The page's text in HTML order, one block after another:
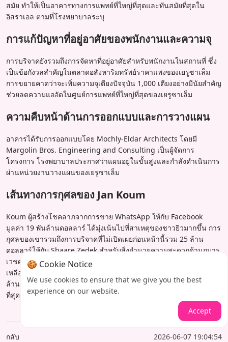
สมัย ทำให้เป็นอาคารทางการแพทย์ที่ใหญ่ที่สุดและทันสมัยที่สุดใน
อิสราเอล ตามที่โรงพยาบาลระบุ
การแก้ปัญหาที่อยู่อาศัยของพนักงานและความจุ
การบริจาคยังรวมถึงการจัดหาที่อยู่อาศัยสำหรับพนักงานในสถานที่ ซึ่ง
เป็นข้อกังวลสำคัญในตลาดอสังหาริมทรัพย์ราคาแพงของเยรูซาเล็ม
การขยายคาดว่าจะเพิ่มความจุเตียงปัจจุบัน 1,000 เตียงอย่างมีนัยสำคัญ
ช่วยลดความแออัดในศูนย์การแพทย์ที่ใหญ่ที่สุดของเยรูซาเล็ม
ความคืบหน้าด้านการออกแบบและการวางแผน
อาคารได้รับการออกแบบโดย Mochly-Eldar Architects โดยมี
Margolin Bros. Engineering and Consulting เป็นผู้จัดการ
โครงการ โรงพยาบาลประกาศว่าแผนอยู่ในขั้นสูงและกำลังดำเนินการ
ผ่านหน่วยงานวางแผนของเยรูซาเล็ม
เส้นทางการกุศลของ Jan Koum
Koum ผู้สร้างโชคลาภจากการขาย WhatsApp ให้กับ Facebook
มูลค่า 19 พันล้านดอลลาร์ ได้มุ่งเน้นไปที่สาเหตุของชาวยิวมากขึ้น การ
กุศลของเขารวมถึงการบริจาคที่ไม่เปิดเผยก่อนหน้านี้รวม 25 ล้าน
ดอลลาร์ให้กับ Shaare Zedek สำหรับสิ่งอำนวยความสะดวกด้านกุมาร
เวชศาสตร์ รวมถึงการสนับสนุนอย่างมากสำหรับองค์กรชาวยิวที่ช่วย
เหลือยูเครนหลังการรุกรานของรัสเซียในปี 2022 ของขวัญมูลค่า 200
ล้านดอลลาร์ใหม่นี้ทำให้มรดกของเขาเป็นหนึ่งในผู้มีพระคุณที่สำคัญ
ที่สุดของการดูแลสุขภาพของอิสราเอล
กลับ 2026-06-07 19:04:54
🍪 Cookie Notice
We use cookies to ensure that we give you the best
experience on our website.
Accept